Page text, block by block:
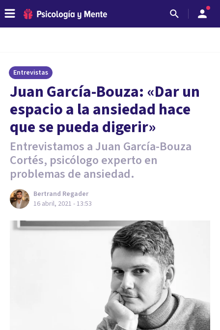
Entrevistas
Juan García-Bouza: «Dar un
espacio a la ansiedad hace
que se pueda digerir»
Entrevistamos a Juan García-Bouza
Cortés, psicólogo experto en
problemas de ansiedad.
Bertrand Regader
16 abril, 2021 - 13:53